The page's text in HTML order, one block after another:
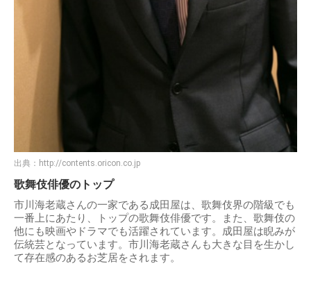
出典： http://contents.oricon.co.jp
歌舞伎俳優のトップ
市川海老蔵さんの一家である成田屋は、歌舞伎界の階級でも
一番上にあたり、トップの歌舞伎俳優です。また、歌舞伎の
他にも映画やドラマでも活躍されています。成田屋は睨みが
伝統芸となっています。市川海老蔵さんも大きな目を生かし
て存在感のあるお芝居をされます。